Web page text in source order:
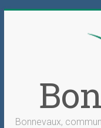
Bonnevaux,